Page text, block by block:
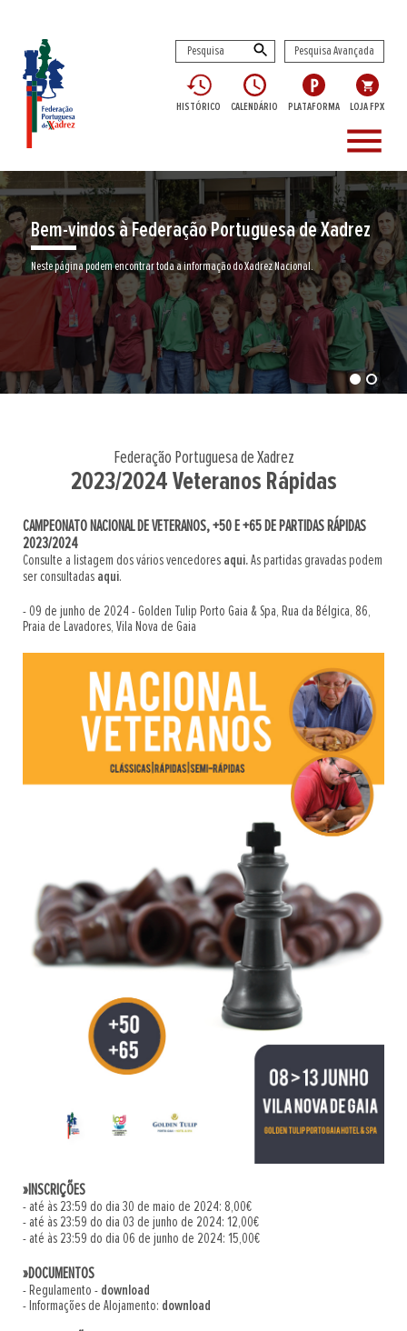
Pesquisa Avançada
HISTÓRICO CALENDÁRIO PLATAFORMA LOJA FPX
menu
Bem-vindos à Federação Portuguesa de Xadrez
Neste página podem encontrar toda a informação do Xadrez Nacional.
Federação Portuguesa de Xadrez
2023/2024 Veteranos Rápidas
CAMPEONATO NACIONAL DE VETERANOS, +50 E +65 DE PARTIDAS RÁPIDAS
2023/2024
Consulte a listagem dos vários vencedores aqui.As partidas gravadas podem
ser consultadas aqui.
- 09 de junho de 2024 - Golden Tulip Porto Gaia & Spa, Rua da Bélgica, 86,
Praia de Lavadores, Vila Nova de Gaia
»INSCRIÇÕES
- até às 23:59 do dia 30 de maio de 2024: 8,00€
- até às 23:59 do dia 03 de junho de 2024: 12,00€
- até às 23:59 do dia 06 de junho de 2024: 15,00€
»DOCUMENTOS
- Regulamento - download
- Informações de Alojamento: download